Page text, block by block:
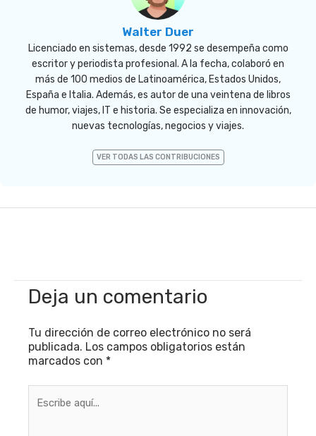
Walter Duer
Licenciado en sistemas, desde 1992 se desempeña como
escritor y periodista profesional. A la fecha, colaboró en
más de 100 medios de Latinoamérica, Estados Unidos,
España e Italia. Además, es autor de una veintena de libros
de humor, viajes, IT e historia. Se especializa en innovación,
nuevas tecnologías, negocios y viajes.
VER TODAS LAS CONTRIBUCIONES
Deja un comentario
Tu dirección de correo electrónico no será
publicada. Los campos obligatorios están
marcados con *
aquí...